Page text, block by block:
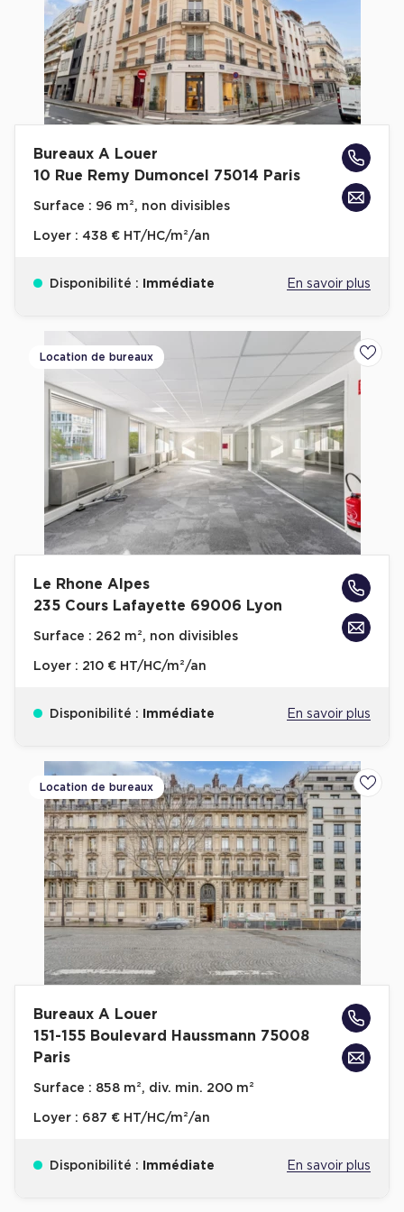
Achat de Commerces
Achat de Commerces à Nîmes
Achat de Commerces à Toulouse
Achat de Commerces à Marseille
Bureaux privés à Paris
Bureaux privés à Marseille
Bureaux privés à Neuilly-sur-Seine
Bureaux privés à Lille
Plateaux opérés
Plateaux opérés à Paris
Plateaux opérés à Lyon
Plateaux opérés à Neuilly-sur-Seine
Plateaux opérés à Saint-Ouen
Plateaux opérés à Boulogne-Billancourt
Bureaux privés avec terrasse
Guide & Conseils
Livrets blancs & Études
Cas Clients
Bureaux A Louer
10 Rue Remy Dumoncel 75014 Paris
Surface : 96 m², non divisibles
Loyer : 438 € HT/HC/m²/an
Disponibilité : Immédiate En savoir plus
Location de bureaux
Le Rhone Alpes
235 Cours Lafayette 69006 Lyon
Surface : 262 m², non divisibles
Loyer : 210 € HT/HC/m²/an
Disponibilité : Immédiate En savoir plus
Location de bureaux
Bureaux A Louer
151-155 Boulevard Haussmann 75008
Paris
Surface : 858 m², div. min. 200 m²
Loyer : 687 € HT/HC/m²/an
Disponibilité : Immédiate En savoir plus